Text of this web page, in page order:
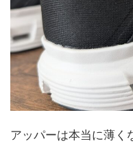
アッパーは本当に薄く